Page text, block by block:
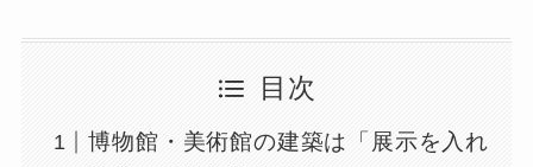
目次
博物館・美術館の建築は「展示を入れ